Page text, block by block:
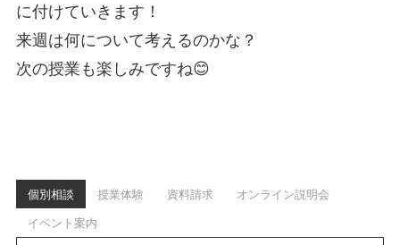
に付けていきます！
来週は何について考えるのかな？
次の授業も楽しみですね😊
個別相談 授業体験 資料請求 オンライン説明会
イベント案内